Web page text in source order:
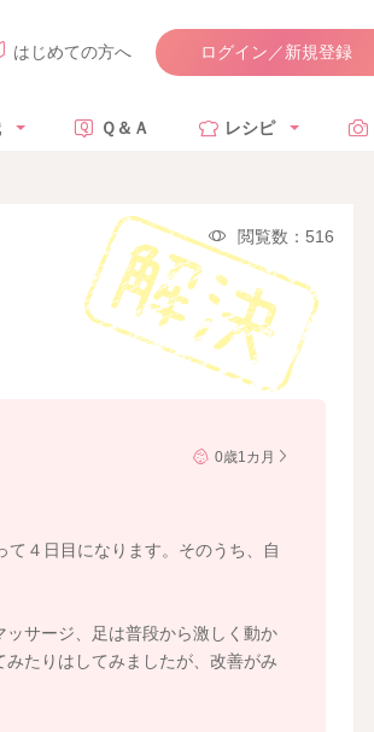
はじめての方へ ログイン／新規登録
Ｑ＆Ａ レシピ
閲覧数：516
0歳1カ月
４日目になります。そのうち、自
サージ、足は普段から激しく動か
たりはしてみましたが、改善がみ